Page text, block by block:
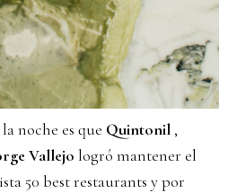
noche es que Quintonil ,
Vallejo logró mantener el
50 best restaurants y por